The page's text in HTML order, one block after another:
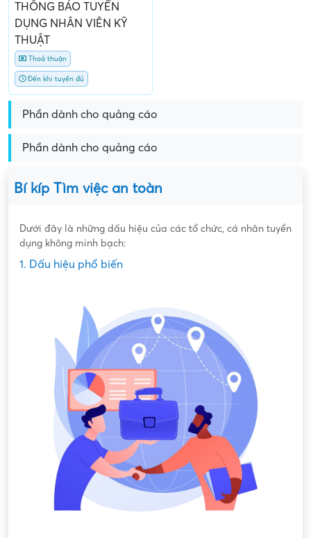
THÔNG BÁO TUYỂN
DỤNG NHÂN VIÊN KỸ
THUẬT
Thoả thuận
Đến khi tuyển đủ
Phần dành cho quảng cáo
Phần dành cho quảng cáo
Bí kíp Tìm việc an toàn
Dưới đây là những dấu hiệu của các tổ chức, cá nhân tuyển
dụng không minh bạch:
1. Dấu hiệu phổ biến